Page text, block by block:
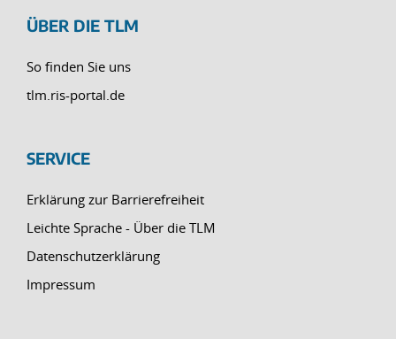
ÜBER DIE TLM
So finden Sie uns
tlm.ris-portal.de
SERVICE
Erklärung zur Barrierefreiheit
Leichte Sprache - Über die TLM
Datenschutzerklärung
Impressum